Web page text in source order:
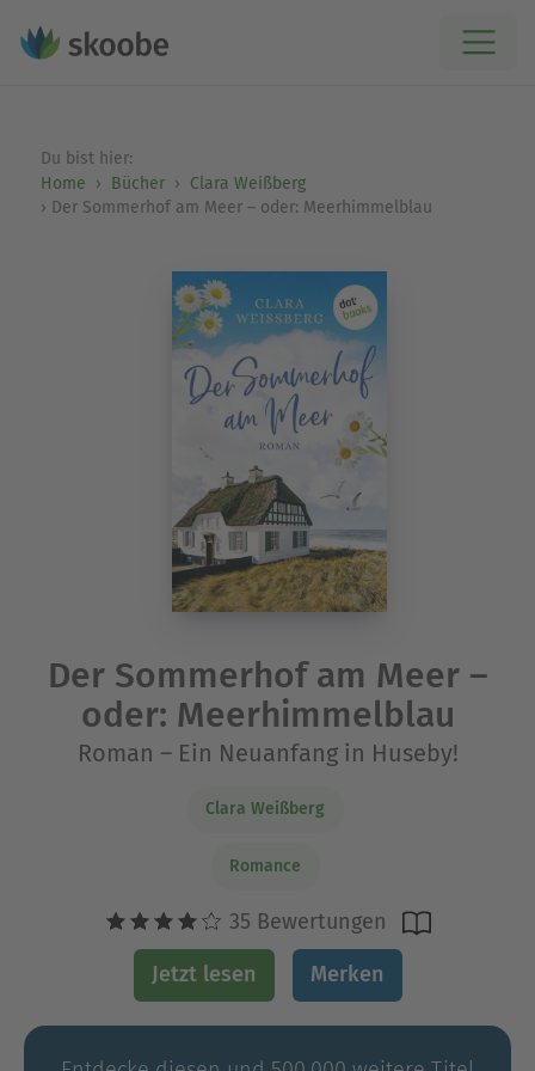
Du bist hier:
Home
Bücher
Clara Weißberg
Der Sommerhof am Meer – oder: Meerhimmelblau
Der Sommerhof am Meer –
oder: Meerhimmelblau
Roman – Ein Neuanfang in Huseby!
Clara Weißberg
Romance
35 Bewertungen
Jetzt lesen Merken